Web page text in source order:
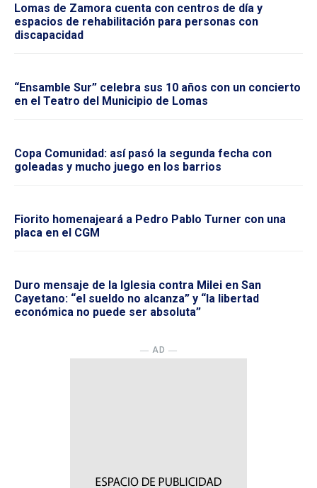
Lomas de Zamora cuenta con centros de día y
espacios de rehabilitación para personas con
discapacidad
“Ensamble Sur” celebra sus 10 años con un concierto
en el Teatro del Municipio de Lomas
Copa Comunidad: así pasó la segunda fecha con
goleadas y mucho juego en los barrios
Fiorito homenajeará a Pedro Pablo Turner con una
placa en el CGM
Duro mensaje de la Iglesia contra Milei en San
Cayetano: “el sueldo no alcanza” y “la libertad
económica no puede ser absoluta”
― AD ―